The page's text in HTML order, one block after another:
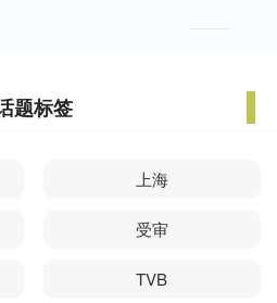
题标签
上海
受审
TVB